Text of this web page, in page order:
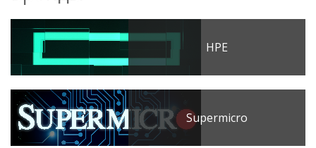
HPE
Supermicro